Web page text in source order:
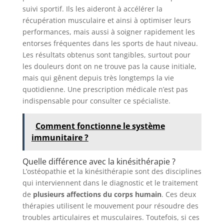
suivi sportif. Ils les aideront à accélérer la
récupération musculaire et ainsi à optimiser leurs
performances, mais aussi à soigner rapidement les
entorses fréquentes dans les sports de haut niveau.
Les résultats obtenus sont tangibles, surtout pour
les douleurs dont on ne trouve pas la cause initiale,
mais qui gênent depuis très longtemps la vie
quotidienne. Une prescription médicale n’est pas
indispensable pour consulter ce spécialiste.
Comment fonctionne le système
immunitaire ?
Quelle différence avec la kinésithérapie ?
L’ostéopathie et la kinésithérapie sont des disciplines
qui interviennent dans le diagnostic et le traitement
de plusieurs affections du corps humain. Ces deux
thérapies utilisent le mouvement pour résoudre des
troubles articulaires et musculaires. Toutefois, si ces